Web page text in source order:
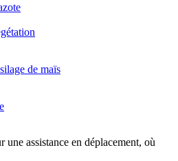
de maïs
une assistance en déplacement, où